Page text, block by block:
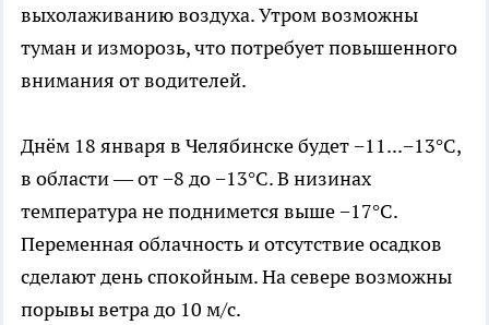
выхолаживанию воздуха. Утром возможны
туман и изморозь, что потребует повышенного
внимания от водителей.
Днём 18 января в Челябинске будет −11...−13°C,
в области — от −8 до −13°C. В низинах
температура не поднимется выше −17°C.
Переменная облачность и отсутствие осадков
сделают день спокойным. На севере возможны
порывы ветра до 10 м/с.